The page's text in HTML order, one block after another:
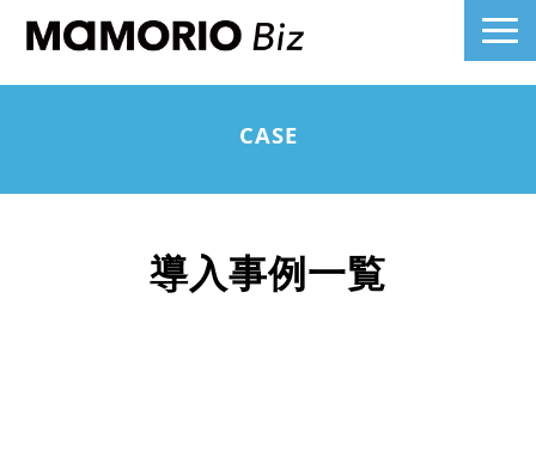
業界別活用例
課題別活用例
導入事例一覧
CASE
導入事例一覧